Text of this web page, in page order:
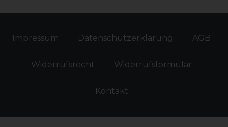
Impressum Daten­schutz­erklärung AGB
Widerrufs­recht Widerrufs­formular
Kontakt